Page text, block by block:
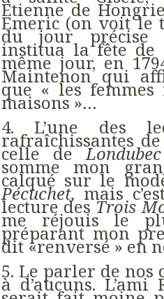
Etienne de
Emeric (on voit le
du jour précise
institua la fête de
même jour, en
Maintenon qui
que « les
maisons »…
4. L’une des
rafraîchissantes
celle de
somme mon
calqué sur le
Pécuchet,mais
lecture desTrois
me réjouis le
préparant mon
dit «renversé » en
5. Le parler de nos
à d’aucuns. L’ami